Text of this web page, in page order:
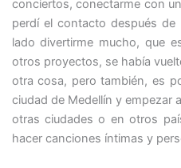
conciertos, conectarme con
perdí el contacto después de
lado divertirme mucho, que
otros proyectos, se había
otra cosa, pero también, es
ciudad de Medellín y empezar
otras ciudades o en otros
hacer canciones íntimas y